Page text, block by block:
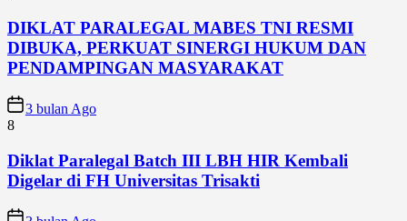
DIKLAT PARALEGAL MABES TNI RESMI
DIBUKA, PERKUAT SINERGI HUKUM DAN
PENDAMPINGAN MASYARAKAT
3 bulan Ago
8
Diklat Paralegal Batch III LBH HIR Kembali
Digelar di FH Universitas Trisakti